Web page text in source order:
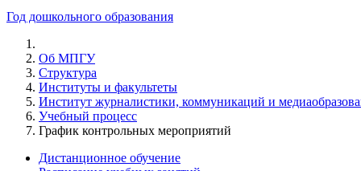
Год дошкольного образования
Об МПГУ
Структура
Институты и факультеты
Институт журналистики, коммуникаций и
Учебный процесс
График контрольных мероприятий
Дистанционное обучение